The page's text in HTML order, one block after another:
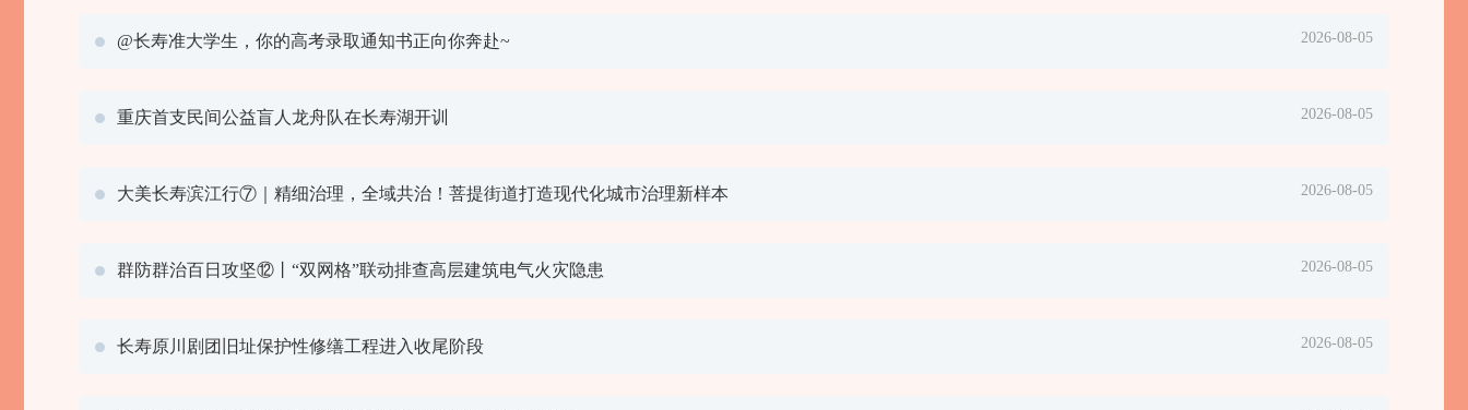
@长寿准大学生，你的高考录取通知书正向你奔赴~ 2026-08-05
重庆首支民间公益盲人龙舟队在长寿湖开训 2026-08-05
大美长寿滨江行⑦｜精细治理，全域共治！菩提街道打造现代化城市治理新样本 2026-08-05
群防群治百日攻坚⑫丨“双网格”联动排查高层建筑电气火灾隐患 2026-08-05
长寿原川剧团旧址保护性修缮工程进入收尾阶段 2026-08-05